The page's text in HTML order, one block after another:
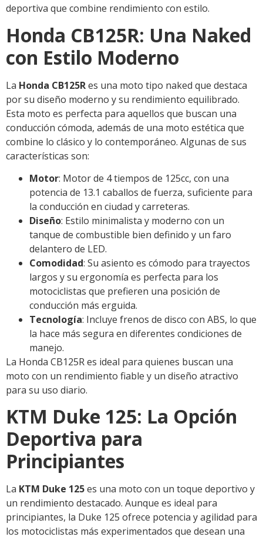
deportiva que combine rendimiento con estilo.
Honda CB125R: Una Naked
con Estilo Moderno
La Honda CB125Res una moto tipo naked que destaca
por su diseño moderno y su rendimiento equilibrado.
Esta moto es perfecta para aquellos que buscan una
conducción cómoda, además de una moto estética que
combine lo clásico y lo contemporáneo. Algunas de sus
características son:
Motor: Motor de 4 tiempos de 125cc, con una
potencia de 13.1 caballos de fuerza, suficiente para
la conducción en ciudad y carreteras.
Diseño: Estilo minimalista y moderno con un
tanque de combustible bien definido y un faro
delantero de LED.
Comodidad: Su asiento es cómodo para trayectos
largos y su ergonomía es perfecta para los
motociclistas que prefieren una posición de
conducción más erguida.
Tecnología: Incluye frenos de disco con ABS, lo que
la hace más segura en diferentes condiciones de
manejo.
La Honda CB125R es ideal para quienes buscan una
moto con un rendimiento fiable y un diseño atractivo
para su uso diario.
KTM Duke 125: La Opción
Deportiva para
Principiantes
La KTM Duke 125es una moto con un toque deportivo y
un rendimiento destacado. Aunque es ideal para
principiantes, la Duke 125 ofrece potencia y agilidad para
los motociclistas más experimentados que desean una